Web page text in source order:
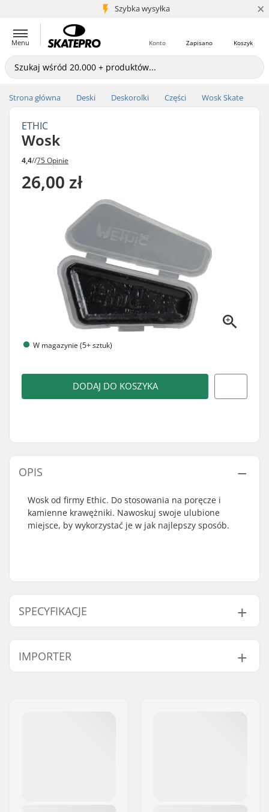
Szybka wysyłka
5+ mln klientów ×
Menu Koszyk
Zapisano
Konto
Strona główna Deski Deskorolki Części Wosk Skate
ETHIC
Wosk
4,4//75 Opinie
26,00 zł
W magazynie (5+ sztuk)
DODAJ DO KOSZYKA
OPIS
Wosk od firmy Ethic. Do stosowania na poręcze i
kamienne krawężniki. Nawoskuj swoje ulubione
miejsce, by wykorzystać je w jak najlepszy sposób.
SPECYFIKACJE
Waga: 55g
IMPORTER